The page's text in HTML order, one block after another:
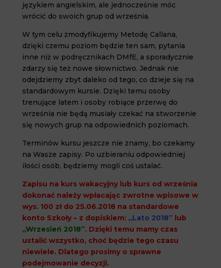
językiem angielskim, ale jednocześnie móc
wrócić do swoich grup od września.
W tym celu zmodyfikujemy Metodę Callana,
dzięki czemu poziom będzie ten sam, pytania
inne niż w podręcznikach DMfE, a sporadycznie
zdarzy się też nowe słownictwo. Jednak nie
odejdziemy zbyt daleko od tego, co dzieje się na
standardowym kursie. Dzięki temu osoby
trenujące latem i osoby robiące przerwę do
września nie będą musiały czekać na stworzenie
się nowych grup na odpowiednich poziomach.
Terminów kursu jeszcze nie znamy, bo czekamy
na Wasze zapisy. Po uzbieraniu odpowiedniej
ilości osób, będziemy mogli coś ustalać.
Zapisu na kurs wakacyjny lub kurs od września
dokonać należy wpłacając zwrotne wpisowe w
wys. 100 zł do 25.06.2018 na standardowe
konto Szkoły – z dopiskiem: „Lato 2018” lub
„Wrzesień 2018”. Dzięki temu mamy czas
ustalić wszystko, choć będzie tego czasu
niewiele. Dlatego prosimy o sprawne
podejmowanie decyzji.